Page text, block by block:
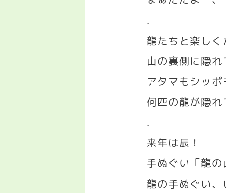
.
龍たちと楽し
山の裏側に隠れ
アタマもシッ
何匹の龍が隠
.
来年は辰！
手ぬぐい「龍の
龍の手ぬぐい